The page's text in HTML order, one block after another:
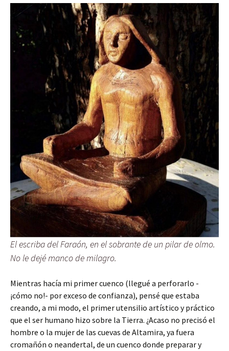
El escriba del Faraón, en el sobrante de un pilar de olmo.
No le dejé manco de milagro.
Mientras hacía mi primer cuenco (llegué a perforarlo -
¡cómo no!- por exceso de confianza), pensé que estaba
creando, a mi modo, el primer utensilio artístico y práctico
que el ser humano hizo sobre la Tierra. ¿Acaso no precisó el
hombre o la mujer de las cuevas de Altamira, ya fuera
cromañón o neandertal, de un cuenco donde preparar y